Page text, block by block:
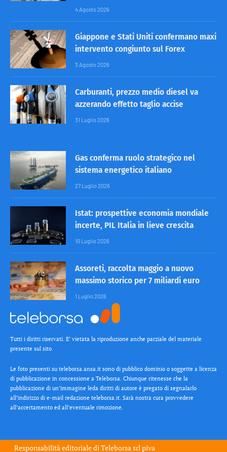
4 Agosto 2026
Giappone e Stati Uniti confermano maxi
intervento congiunto sul Forex
3 Agosto 2026
Carburanti, prezzo medio diesel va
azzerando effetto taglio accise
31 Luglio 2026
Gas conferma ruolo strategico nel
sistema energetico italiano
27 Luglio 2026
Istat: prospettive economia mondiale
incerte, PIL Italia in lieve crescita
10 Luglio 2026
Assoreti, raccolta maggio a nuovo
massimo storico per 7 miliardi euro
1 Luglio 2026
Tutti i diritti riservati. E’ vietata la riproduzione anche parziale del materiale
presente sul sito.
Le foto presenti su teleborsa.ansa.it sono di pubblico dominio o soggette a licenza
di pubblicazione in concessione a Teleborsa. Chiunque ritenesse che la
pubblicazione di un’immagine leda diritti di autore è pregato di segnalarlo
all’indirizzo di e-mail redazione teleborsa.it. Sarà nostra cura provvedere
all’accertamento ed all’eventuale rimozione.
Responsabilità editoriale diTeleborsa srlpiva